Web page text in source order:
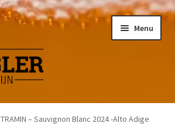
Menu
TRAMIN – Sauvignon Blanc 2024 -Alto Adige